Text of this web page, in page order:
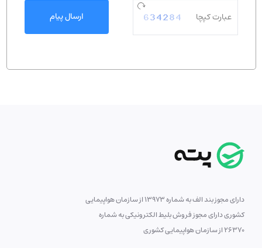
ارسال پیام
دارای مجوز بند الف به شماره 13973 از سازمان هواپیمایی
کشوری دارای مجوز فروش بلیط الکترونیکی به شماره
26370 از سازمان هواپیمایی کشوری